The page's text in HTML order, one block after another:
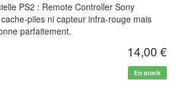
PS2 : Remote Controller Sony
piles ni capteur infra-rouge mais
parfaitement.
14,00 €
En stock